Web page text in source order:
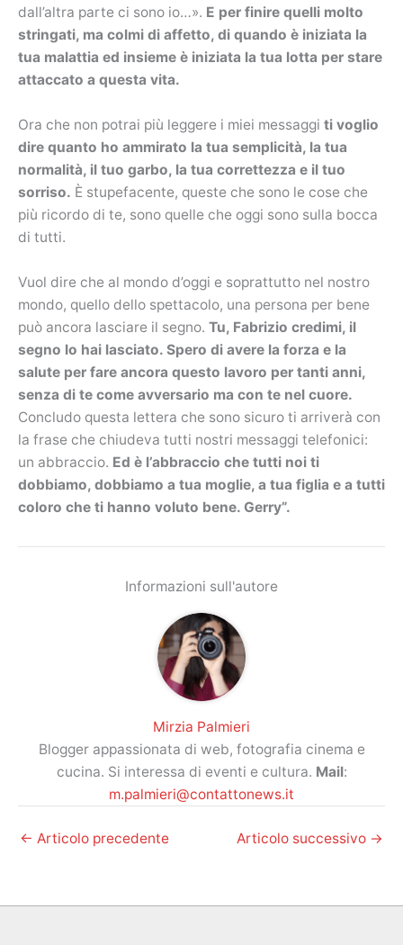
dall’altra parte ci sono io…». E per finire quelli molto
stringati, ma colmi di affetto, di quando è iniziata la
tua malattia ed insieme è iniziata la tua lotta per stare
attaccato a questa vita.
Ora che non potrai più leggere i miei messaggi ti voglio
dire quanto ho ammirato la tua semplicità, la tua
normalità, il tuo garbo, la tua correttezza e il tuo
sorriso. È stupefacente, queste che sono le cose che
più ricordo di te, sono quelle che oggi sono sulla bocca
di tutti.
Vuol dire che al mondo d’oggi e soprattutto nel nostro
mondo, quello dello spettacolo, una persona per bene
può ancora lasciare il segno. Tu, Fabrizio credimi, il
segno lo hai lasciato. Spero di avere la forza e la
salute per fare ancora questo lavoro per tanti anni,
senza di te come avversario ma con te nel cuore.
Concludo questa lettera che sono sicuro ti arriverà con
la frase che chiudeva tutti nostri messaggi telefonici:
un abbraccio. Ed è l’abbraccio che tutti noi ti
dobbiamo, dobbiamo a tua moglie, a tua figlia e a tutti
coloro che ti hanno voluto bene. Gerry”.
Informazioni sull'autore
Mirzia Palmieri
Blogger appassionata di web, fotografia cinema e
cucina. Si interessa di eventi e cultura. Mail:
m.palmieri@contattonews.it
← Articolo precedente Articolo successivo →